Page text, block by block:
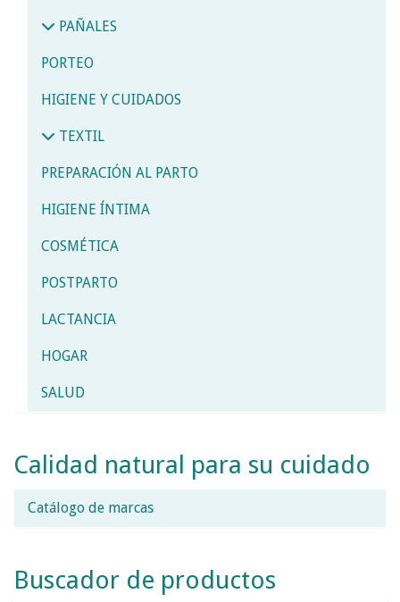
PAÑALES
PORTEO
HIGIENE Y CUIDADOS
TEXTIL
PREPARACIÓN AL PARTO
HIGIENE ÍNTIMA
COSMÉTICA
POSTPARTO
LACTANCIA
HOGAR
SALUD
Calidad natural para su cuidado
Catálogo de marcas
Buscador de productos